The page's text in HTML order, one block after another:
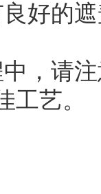
好的
，请
工艺。